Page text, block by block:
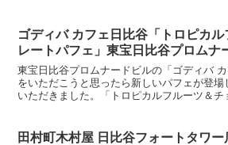
ゴディバ カフェ日比谷「トロピカ
レートパフェ」東宝日比谷プロムナ
東宝日比谷プロムナードビルの「ゴディバ
をいただこうと思ったら新しいパフェが登
いただきました。「トロピカルフルーツ＆チ
田村町木村屋 日比谷フォートタワ